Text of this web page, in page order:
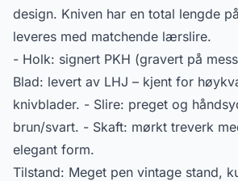
design. Kniven har en total lengde
leveres med matchende lærslire.
- Holk: signert PKH (gravert på
Blad: levert av LHJ – kjent for
knivblader. - Slire: preget og
brun/svart. - Skaft: mørkt treverk
elegant form.
Tilstand: Meget pen vintage stand,